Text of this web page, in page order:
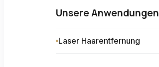
Unsere Anwendungen
Laser Haarentfernung